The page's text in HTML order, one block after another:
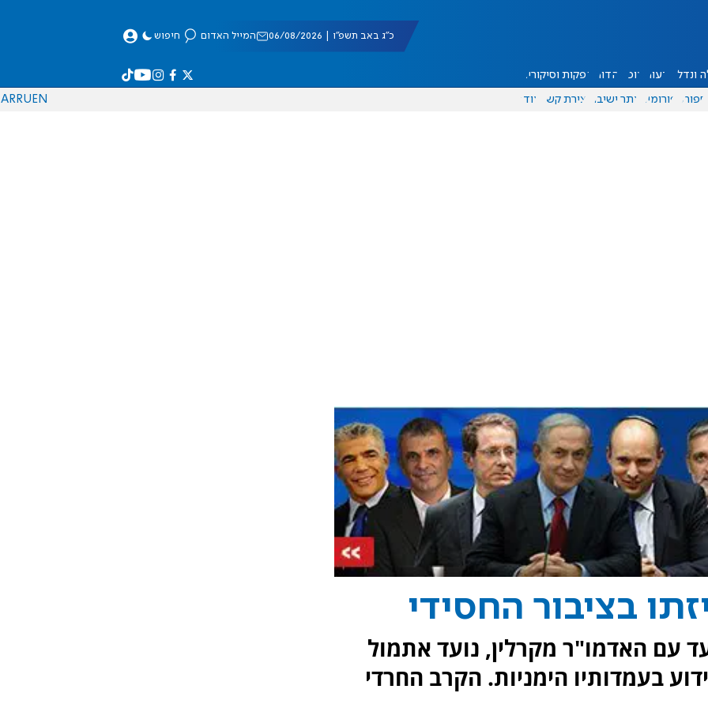
כ"ג באב תשפ"ו | 06/08/2026 המייל האדום חיפוש
ונדל"ן דעות אוכל יהדות הפקות וסיקורים
ספורט פורומים אתר ישיבה יצירת קשר עוד EN
RU
AR
בציבור החסידי
עם האדמו"ר מקרלין, נועד אתמול
בעמדותיו הימניות. הקרב החרדי